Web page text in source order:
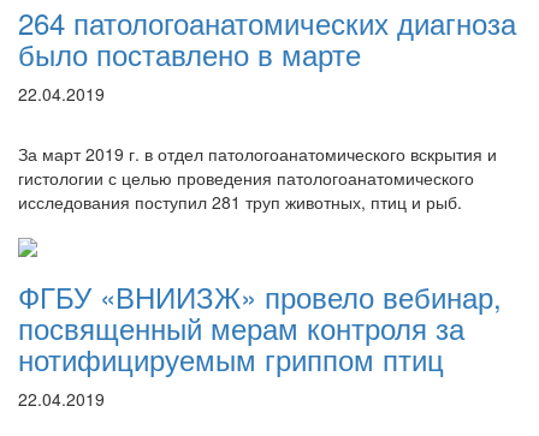
264 патологоанатомических диагноза
было поставлено в марте
22.04.2019
За март 2019 г. в отдел патологоанатомического вскрытия и
гистологии с целью проведения патологоанатомического
исследования поступил 281 труп животных, птиц и рыб.
ФГБУ «ВНИИЗЖ» провело вебинар,
посвященный мерам контроля за
нотифицируемым гриппом птиц
22.04.2019